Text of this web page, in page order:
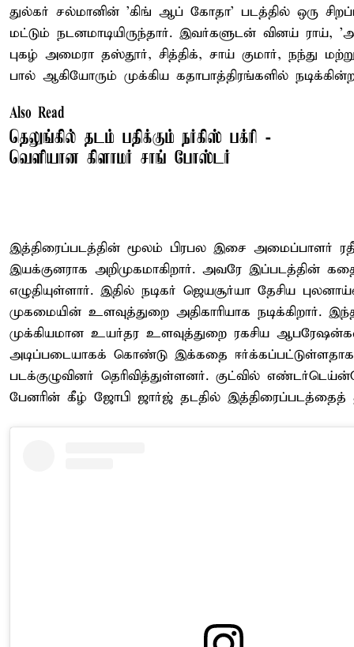
துல்கர் சல்மானின் 'கிங் ஆப் கோதா' படத்தில் ஒரு
மட்டும் நடனமாடியிருந்தார். இவர்களுடன் வினய்
புகழ் அமைரா தஸ்தூர், சித்திக், சாய் குமார், நந்து
பால் ஆகியோரும் முக்கிய கதாபாத்திரங்களில்
Also Read
தெலுங்கில் தடம் பதிக்கும் நர்கிஸ் பக்ரி -
வெளியான கிளாமர் சாங் போஸ்டர்
இத்திரைப்படத்தின் மூலம் பிரபல இசை அமைப்பாளர்
இயக்குனராக அறிமுகமாகிறார். அவரே இப்படத்தின்
எழுதியுள்ளார். இதில் நடிகர் ஜெயசூர்யா தேசிய
முகமையின் உளவுத்துறை அதிகாரியாக நடிக்கிறார்.
முக்கியமான உயர்தர உளவுத்துறை ரகசிய
அடிப்படையாகக் கொண்டு இக்கதை
படக்குழுவினர் தெரிவித்துள்ளனர். குட்வில்
பேனரின் கீழ் ஜோபி ஜார்ஜ் தடதில் இத்திரைப்படத்தைத்